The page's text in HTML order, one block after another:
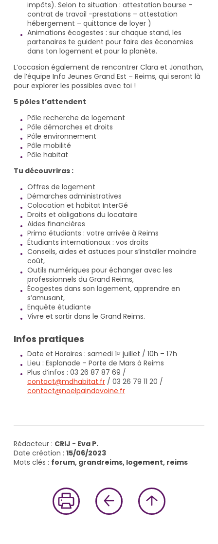
impôts). Selon ta situation : attestation bourse –
contrat de travail -prestations – attestation
hébergement – quittance de loyer )
Animations écogestes : sur chaque stand, les
partenaires te guident pour faire des économies
dans ton logement et pour la planète.
L’occasion également de rencontrer Clara et Jonathan,
de l’équipe Info Jeunes Grand Est – Reims, qui seront là
pour explorer les possibles avec toi !
5 pôles t’attendent
Pôle recherche de logement
Pôle démarches et droits
Pôle environnement
Pôle mobilité
Pôle habitat
Tu découvriras :
Offres de logement
Démarches administratives
Colocation et habitat InterGé
Droits et obligations du locataire
Aides financières
Primo étudiants : votre arrivée à Reims
Étudiants internationaux : vos droits
Conseils, aides et astuces pour s’installer moindre
coût,
Outils numériques pour échanger avec les
professionnels du Grand Reims,
Écogestes dans son logement, apprendre en
s’amusant,
Enquête étudiante
Vivre et sortir dans le Grand Reims.
Infos pratiques
Date et Horaires : samedi 1ᵉʳ juillet / 10h – 17h
Lieu : Esplanade – Porte de Mars à Reims
Plus d’infos : 03 26 87 87 69 /
contact@mdhabitat.fr / 03 26 79 11 20 /
contact@noelpaindavoine.fr
Rédacteur : CRIJ - Eva P.
Date création : 15/06/2023
Mots clés : forum, grandreims, logement, reims